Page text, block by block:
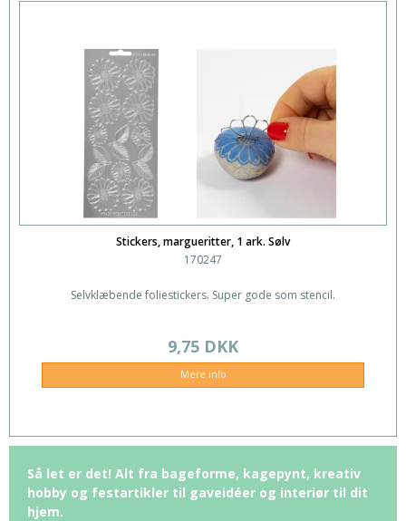
Stickers, margueritter, 1 ark. Sølv
170247
Selvklæbende foliestickers. Super gode som stencil.
9,75 DKK
Mere info
Så let er det! Alt fra bageforme, kagepynt, kreativ
hobby og festartikler til gaveidéer og interiør til dit
hjem.